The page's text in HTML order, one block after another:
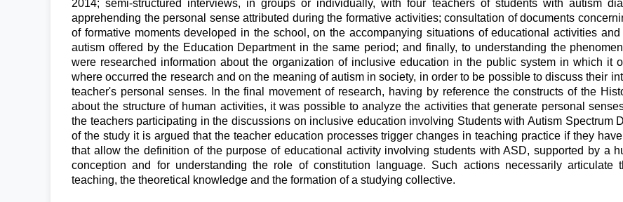
2014; semi-structured interviews, in groups or individually, with four teachers of students with autism
apprehending the personal sense attributed during the formative activities; consultation of documents
of formative moments developed in the school, on the accompanying situations of educational activities
autism offered by the Education Department in the same period; and finally, to understanding the
were researched information about the organization of inclusive education in the public system in which it
where occurred the research and on the meaning of autism in society, in order to be possible to discuss their
teacher's personal senses. In the final movement of research, having by reference the constructs of the
about the structure of human activities, it was possible to analyze the activities that generate personal
the teachers participating in the discussions on inclusive education involving Students with Autism Spectrum
of the study it is argued that the teacher education processes trigger changes in teaching practice if they
that allow the definition of the purpose of educational activity involving students with ASD, supported by a
conception and for understanding the role of constitution language. Such actions necessarily articulate
teaching, the theoretical knowledge and the formation of a studying collective.